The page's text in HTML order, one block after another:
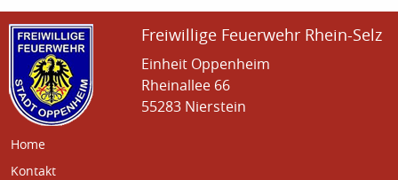
Freiwillige Feuerwehr Rhein-Selz
Einheit Oppenheim
Rheinallee 66
55283 Nierstein
Home
Kontakt